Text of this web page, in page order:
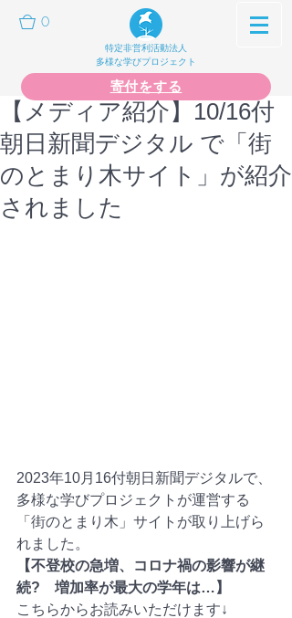
0
特定非営利活動法人
多様な学びプロジェクト
寄付をする
【メディア紹介】10/16付
朝日新聞デジタル で「街
のとまり木サイト」が紹介
されました
2023年10月16付朝日新聞デジタルで、
多様な学びプロジェクトが運営する
「街のとまり木」サイトが取り上げら
れました。
【不登校の急増、コロナ禍の影響が継
続?　増加率が最大の学年は…】
こちらからお読みいただけます↓